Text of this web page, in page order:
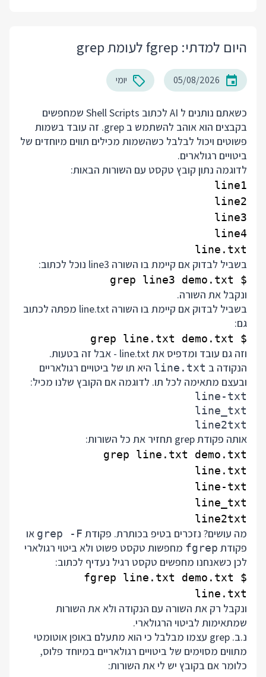
היום למדתי: fgrep לעומת grep
05/08/2026 יומי
כשאתם נותנים ל AI לכתוב Shell Scripts שמחפשים
בקבצים הוא אוהב להשתמש ב grep. זה עובד בשמות
פשוטים ויכול לבלבל כשהשמות מכילים תווים מיוחדים של
ביטויים רגולארים.
לדוגמה נתון קובץ טקסט עם השורות הבאות:
line.txt
בשביל לבדוק אם קיימת בו השורה line3 נוכל לכתוב:
$ grep line3 demo.txt
ונקבל את השורה.
בשביל לבדוק אם קיימת בו השורה line.txt מפתה לכתוב
גם:
$ grep line.txt demo.txt
וזה גם עובד ומדפיס את line.txt - אבל זה בטעות.
הנקודה ב line.txt היא תו של ביטויים רגולאריים
ובעצם מתאימה לכל תו. לדוגמה אם הקובץ שלנו מכיל:
line2txt
אותה פקודת grep תחזיר את כל השורות:
line2txt
מה עושים? נזכרים בטיפ בכותרת. פקודת grep -F או
פקודת fgrep מחפשות טקסט פשוט ולא ביטוי רגולארי
לכן כשאנחנו מחפשים טקסט רגיל נעדיף לכתוב:
line.txt
ונקבל רק את השורה עם הנקודה ולא את השורות
שמתאימות לביטוי הרגולארי.
נ.ב. grep עצמו מבלבל כי הוא מתעלם באופן אוטומטי
מתווים מסוימים של ביטויים רגולאריים במיוחד פלוס,
כלומר אם בקובץ יש לי את השורות: